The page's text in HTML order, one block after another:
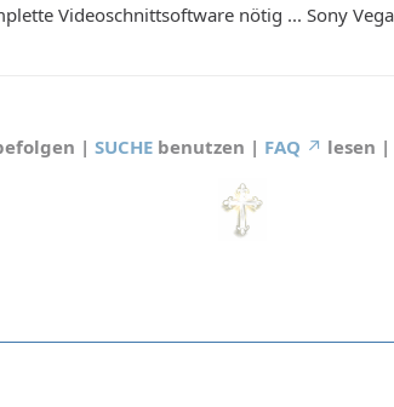
Videoschnittsoftware nötig ... Sony
| SUCHE benutzen | FAQ lesen |